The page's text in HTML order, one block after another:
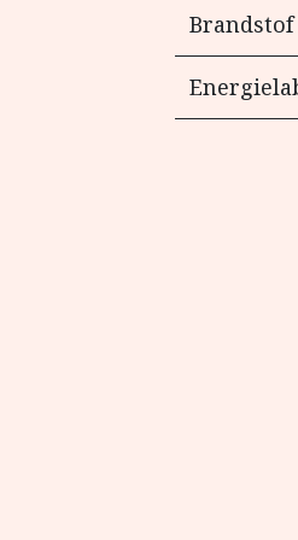
Brandstof